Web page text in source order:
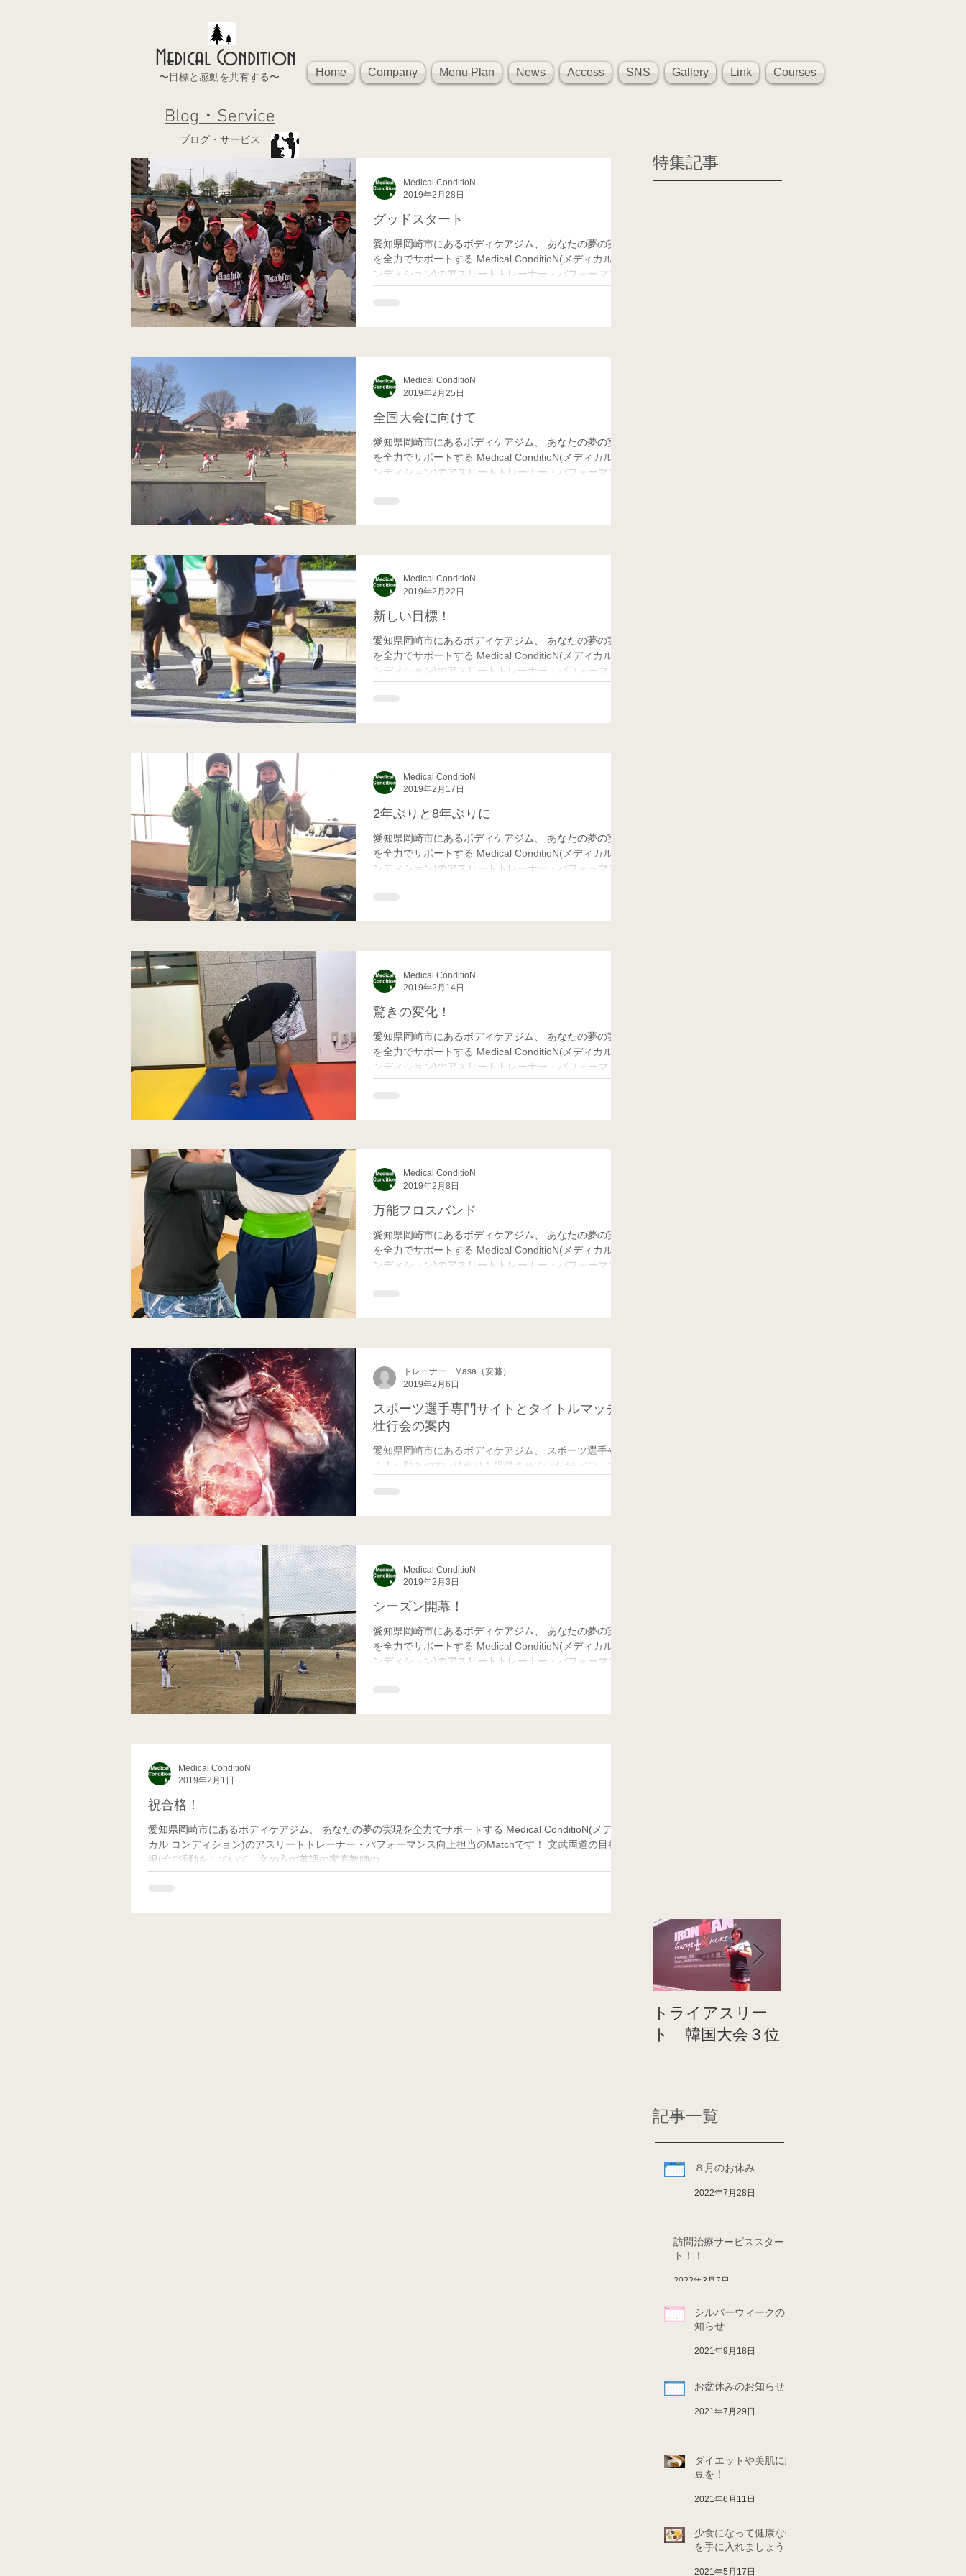
Medical Condition
〜目標と感動を共有する〜 Home Company Menu Plan News Access SNS Gallery Link Courses
Blog・Service
ブログ・サービス
グッドスタート
愛知県岡崎市にあるボディケアジム、 あなたの夢の実現
を全力でサポートする Medical ConditioN(メディカル コ
ンディション)のアスリートトレーナー・パフォーマンス
向上担当のMatchです！ 先週の日曜日にあった、ソフト
Medical ConditioN
2019年2月28日
全国大会に向けて
愛知県岡崎市にあるボディケアジム、 あなたの夢の実現
を全力でサポートする Medical ConditioN(メディカル コ
ンディション)のアスリートトレーナー・パフォーマンス
向上担当のMatchです！ 先日久し振りに名古屋市緑区の
Medical ConditioN
2019年2月25日
新しい目標！
愛知県岡崎市にあるボディケアジム、 あなたの夢の実現
を全力でサポートする Medical ConditioN(メディカル コ
ンディション)のアスリートトレーナー・パフォーマンス
向上担当のMatchです！ 30歳も目前に控え、色々な事を
Medical ConditioN
2019年2月22日
2年ぶりと8年ぶりに
愛知県岡崎市にあるボディケアジム、 あなたの夢の実現
を全力でサポートする Medical ConditioN(メディカル コ
ンディション)のアスリートトレーナー・パフォーマンス
向上担当のMatchです！ 今日は朝3時に起きて、ダイナ
Medical ConditioN
2019年2月17日
驚きの変化！
愛知県岡崎市にあるボディケアジム、 あなたの夢の実現
を全力でサポートする Medical ConditioN(メディカル コ
ンディション)のアスリートトレーナー・パフォーマンス
向上担当のMatchです！ 今回はクライアントさんの1人
Medical ConditioN
2019年2月14日
万能フロスバンド
愛知県岡崎市にあるボディケアジム、 あなたの夢の実現
を全力でサポートする Medical ConditioN(メディカル コ
ンディション)のアスリートトレーナー・パフォーマンス
向上担当のMatchです！ 先日トレーニング指導の後に、
Medical ConditioN
2019年2月8日
スポーツ選手専門サイトとタイトルマッチ
壮行会の案内
愛知県岡崎市にあるボディケアジム、 スポーツ選手や働
く人へ動きやすい体作りを提供させていただいていま
トレーナー Masa（安藤）
2019年2月6日
シーズン開幕！
愛知県岡崎市にあるボディケアジム、 あなたの夢の実現
を全力でサポートする Medical ConditioN(メディカル コ
ンディション)のアスリートトレーナー・パフォーマンス
向上担当のMatchです！ 本日、名古屋でのソフトボール
Medical ConditioN
2019年2月3日
祝合格！
愛知県岡崎市にあるボディケアジム、 あなたの夢の実現を全力でサポートする Medical ConditioN(メディ
カル コンディション)のアスリートトレーナー・パフォーマンス向上担当のMatchです！ 文武両道の目標を
掲げて活動をしていて、文の方の英語の家庭教師の...
Medical ConditioN
2019年2月1日
特集記事
トライアスリー
ト 韓国大会３位
記事一覧
８月のお休み
2022年7月28日
訪問治療サービススター
ト！！
2022年3月7日
シルバーウィークのお
知らせ
2021年9月18日
お盆休みのお知らせ
2021年7月29日
ダイエットや美肌に納
豆を！
2021年6月11日
少食になって健康な体
を手に入れましょう！
2021年5月17日